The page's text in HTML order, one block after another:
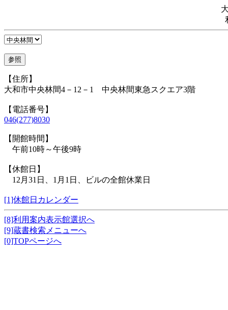
【住所】
大和市中央林間4－12－1 中央林間東急スクエア3階
【電話番号】
046(277)8030
【開館時間】
午前10時～午後9時
【休館日】
12月31日、1月1日、ビルの全館休業日
[1]休館日カレンダー
[8]利用案内表示館選択へ
[9]蔵書検索メニューへ
[0]TOPページへ